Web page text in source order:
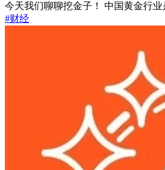
今天我们聊聊挖金子！ 中国黄金行
#财经